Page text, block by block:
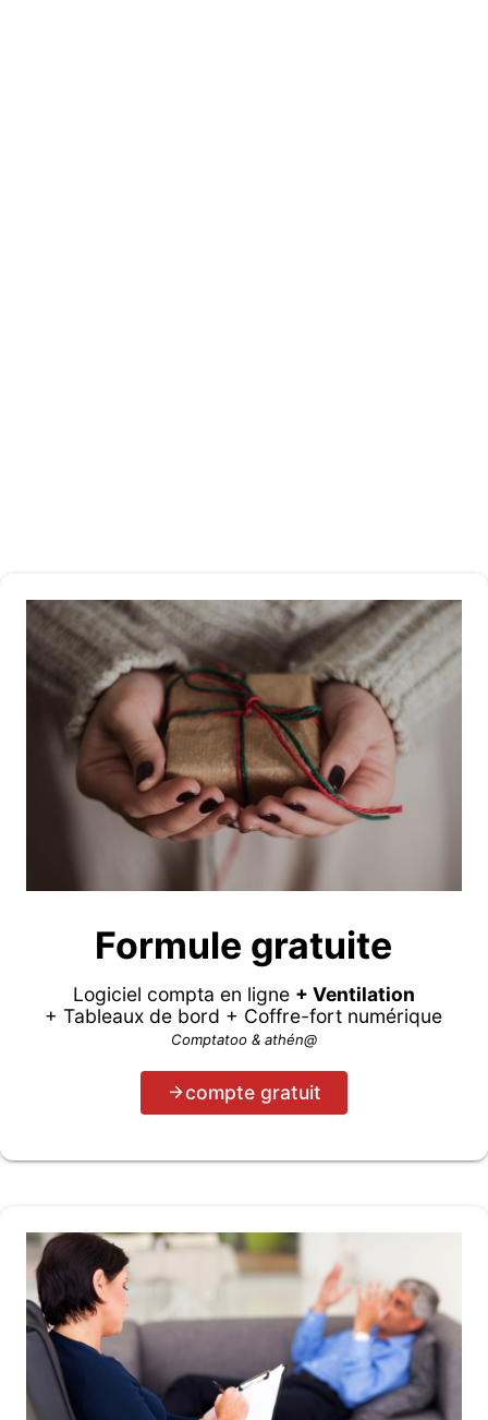
Formule gratuite
Logiciel compta en ligne + Ventilation
+ Tableaux de bord + Coffre-fort numérique
Comptatoo & athén@
compte gratuit